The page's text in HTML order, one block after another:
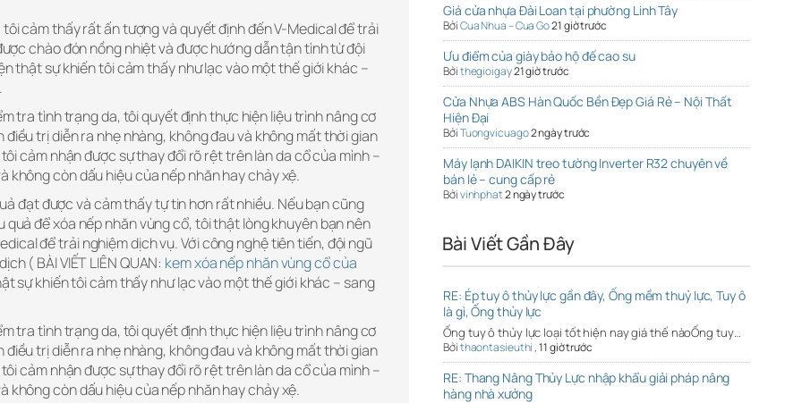
cảm thấy rất ấn tượng và quyết định đến V-Medical để trải
chào đón nồng nhiệt và được hướng dẫn tận tình từ đội
thật sự khiến tôi cảm thấy như lạc vào một thế giới khác –
tra tình trạng da, tôi quyết định thực hiện liệu trình nâng cơ
trị diễn ra nhẹ nhàng, không đau và không mất thời gian
cảm nhận được sự thay đổi rõ rệt trên làn da cổ của mình –
không còn dấu hiệu của nếp nhăn hay chảy xệ.
đạt được và cảm thấy tự tin hơn rất nhiều. Nếu bạn cũng
quả để xóa nếp nhăn vùng cổ, tôi thật lòng khuyên bạn nên
để trải nghiệm dịch vụ. Với công nghệ tiên tiến, đội ngũ
( BÀI VIẾT LIÊN QUAN: kem xóa nếp nhăn vùng cổ của
sự khiến tôi cảm thấy như lạc vào một thế giới khác – sang
tra tình trạng da, tôi quyết định thực hiện liệu trình nâng cơ
trị diễn ra nhẹ nhàng, không đau và không mất thời gian
cảm nhận được sự thay đổi rõ rệt trên làn da cổ của mình –
không còn dấu hiệu của nếp nhăn hay chảy xệ.
Giá cửa nhựa Đài Loan tại phường Linh Tây
BởiCua Nhua – Cua Go21 giờ trước
Ưu điểm của giày bảo hộ đế cao su
Bởithegioigay21 giờ trước
Cửa Nhựa ABS Hàn Quốc Bền Đẹp Giá Rẻ – Nội Thất
Hiện Đại
BởiTuongvicuago2 ngày trước
Máy lạnh DAIKIN treo tường Inverter R32 chuyên về
bán lẻ – cung cấp rẻ
Bởivinhphat2 ngày trước
Bài Viết Gần Đây
RE: Ép tuy ô thủy lực gần đây, Ống mềm thuỷ lực, Tuy ô
là gì, Ống thủy lực
Ống tuy ô thủy lực loại tốt hiện nay giá thế nàoỐng tuy…
Bởithaontasieuthi,11 giờ trước
RE: Thang Nâng Thủy Lực nhập khẩu giải pháp nâng
hàng nhà xưởng